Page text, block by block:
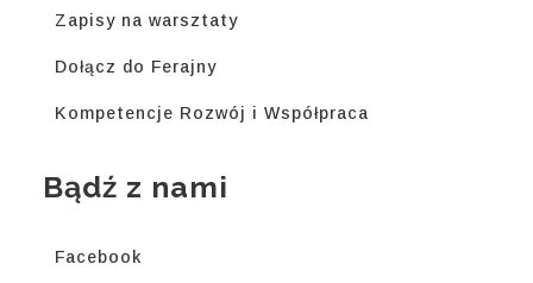
Zapisy na warsztaty
Dołącz do Ferajny
Kompetencje Rozwój i Współpraca
Bądź z nami
Facebook